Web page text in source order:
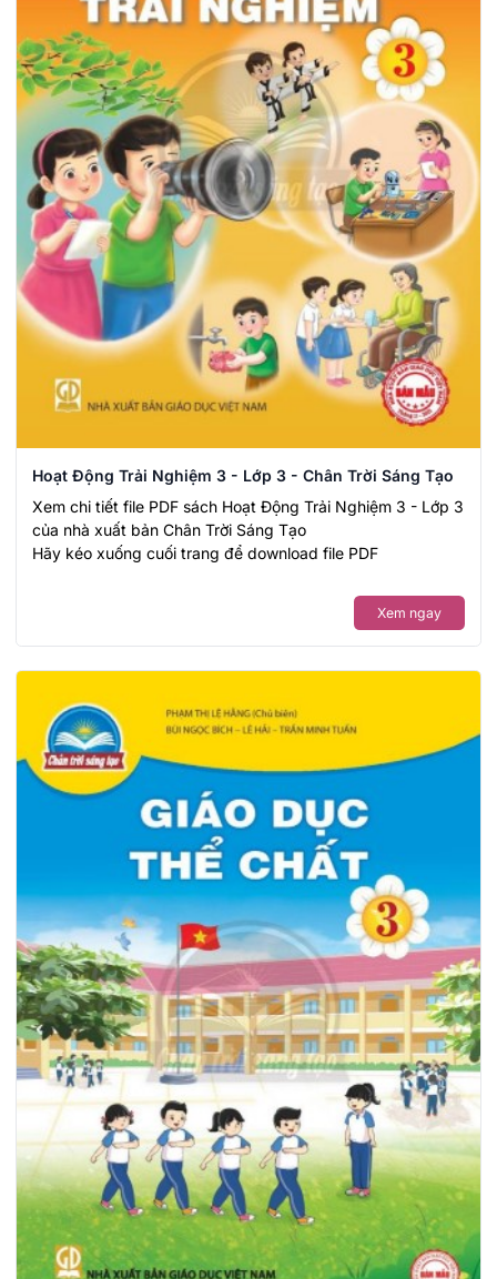
Hoạt Động Trải Nghiệm 3 - Lớp 3 - Chân Trời Sáng Tạo
Xem chi tiết file PDF sách Hoạt Động Trải Nghiệm 3 - Lớp 3
của nhà xuất bản Chân Trời Sáng Tạo
Hãy kéo xuống cuối trang để download file PDF
Xem ngay